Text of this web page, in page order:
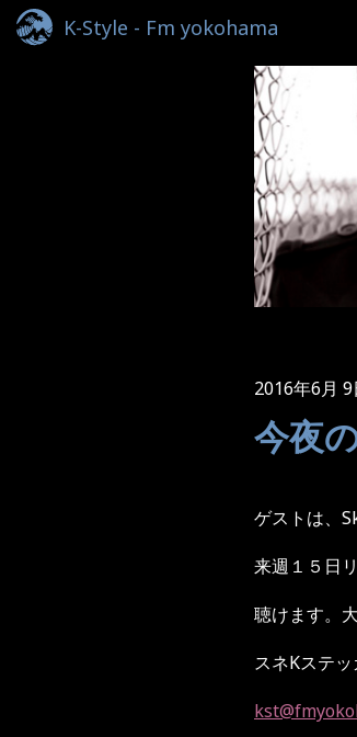
K-Style - Fm yokohama
2016年6月 9
今夜
ゲストは、
来週１５日
聴けます。
スネKステ